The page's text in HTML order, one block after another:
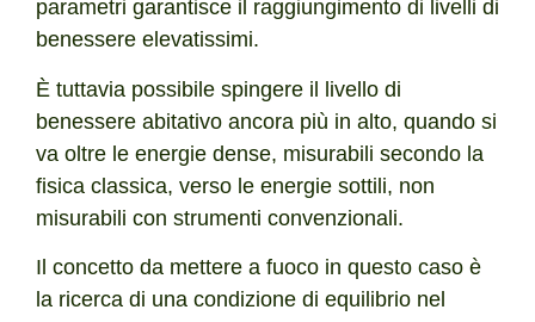
parametri garantisce il raggiungimento di livelli di
benessere elevatissimi.
È tuttavia possibile spingere il livello di
benessere abitativo ancora più in alto, quando si
va oltre le energie dense, misurabili secondo la
fisica classica, verso le energie sottili, non
misurabili con strumenti convenzionali.
Il concetto da mettere a fuoco in questo caso è
la ricerca di una condizione di equilibrio nel